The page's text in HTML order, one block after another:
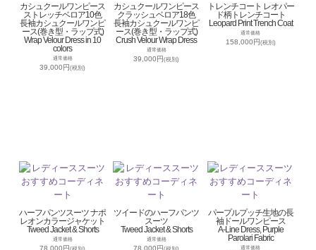
カシュクールワンピース
ストレッチベロア10色
長袖カシュクールワンピ
ース(巻き型・ラップ式)
Wrap Velour Dress in 10
colors
通常価格
39,000円(税別)
カシュクールワンピース
クラッシュベロア18色
長袖カシュクールワンピ
ース(巻き型・ラップ式)
Crush Velour Wrap Dress
通常価格
39,000円(税別)
トレンチコート レオパー
ド柄トレンチコート
Leopard Print Trench Coat
通常価格
158,000円(税別)
ハーフパンツスーツ ナポ
レオンカラージャケット
Tweed Jacket & Shorts
通常価格
78,000円(税別)
ツイードのハーフパンツ
スーツ
Tweed Jacket & Shorts
通常価格
78,000円(税別)
パープルプッチ生地の長
袖ドールワンピース
A-Line Dress, Purple
Parolari Fabric
通常価格